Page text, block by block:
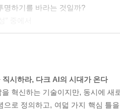
명하기를 바라는 것일까?
‘행위성’을 전제한다. 그런데 알
인식하는 것은 어렵지 않기 때문이
성” 중에서
직시하라, 다크 AI의 시대가 온다
혁신하는 기술이지만, 동시에 새
으로 정의하고, 여덟 가지 핵심 틀